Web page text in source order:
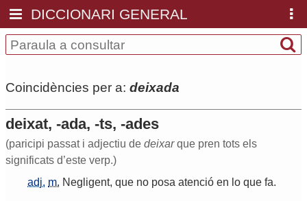
DICCIONARI GENERAL
Coincidències per a: deixada
deixat, -ada, -ts, -ades
(paricipi passat i adjectiu de deixarque pren tots els
significats d’este verp.)
adj. m. Negligent, que no posa atenció en lo que fa.